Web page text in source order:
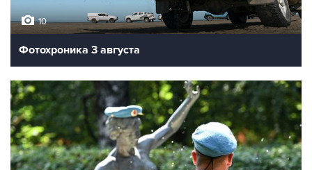
10
Фотохроника 3 августа